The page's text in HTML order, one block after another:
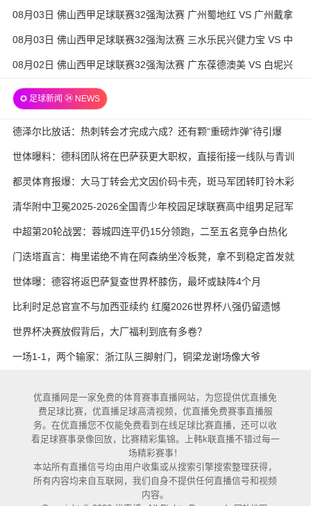
技 全场录像
08月03日 佛山西甲足球联赛32强淘汰赛 广州蜀地红 VS 广州戴拿
模 全场录像
08月03日 佛山西甲足球联赛32强淘汰赛 三水乐民兴健力宝 VS 中
国澳门澳科精英 全场录像
08月02日 佛山西甲足球联赛32强淘汰赛 广东葆德澳美 VS 白坭兴
✪ 足球新闻 ㉔ NEWS
德泽尔比放话：热刺转会才完成六成？还有颗“重磅炸弹”待引爆
世体曝料：德科团队将在巴萨获更大职权，直接衔接一线队与青训
都灵体育报爆：大马丁转会尤文因价码卡壳，斑马军团转盯铃木彩
艳与维卡里奥
清华附中卫冕2025-2026全国青少年校园足球联赛高中组男足冠军
中超第20轮战罢：蓉城四连平仍15分领跑，二至五名竞争白热化
门迭塔直言：梅里诺绝不肯在阿森纳坐冷板凳，拿不到稳定首发就
考虑另寻出路
世体曝：德容将返巴萨复查世界杯膝伤，最坏或缺阵4个月
比利时足总官宣不与加西亚续约 红魔2026世界杯八强仍留遗憾
世界杯决赛放假背后，大厂福利到底有多卷？
一场1-1，两个输家：浙江队三脚射门，铜梁龙谢场像大爷
优直播网是一家免费的体育赛事直播网站，为您提供优直播免
费足球比赛，优直播足球高清视频，优直播免费赛事直播服
务。在优直播您不仅能免费看到在线足球比赛直播，还可以收
看足球赛事录像回放，比赛精彩集锦。上韩k联直播不错过每一
场精彩赛事！
本站所有直播信号均由用户收集或从搜索引擎搜索整理获得，
所有内容均来自互联网，我们自身不提供任何直播信号和视频
内容。